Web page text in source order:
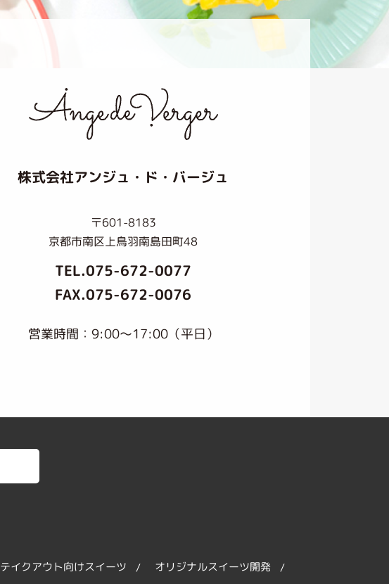
株式会社アンジュ・ド・バージュ
〒601-8183
京都市南区上鳥羽南島田町48
TEL.075-672-0077
FAX.075-672-0076
営業時間：9:00〜17:00（平日）
テイクアウト向けスイーツ オリジナルスイーツ開発